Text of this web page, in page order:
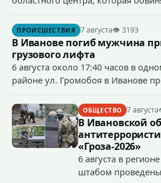
сумму более 4,4 млн рублей через
ПРОИСШЕСТВИЯ 7 августа👁 3193
В Иванове погиб мужчина
грузового лифта
6 августа около 17:40 часов в
районе ул. Громобоя в Иванове
ОБЩЕСТВО 7 августа
В Ивановской
«Гроза-2026»
6 августа в
штабом